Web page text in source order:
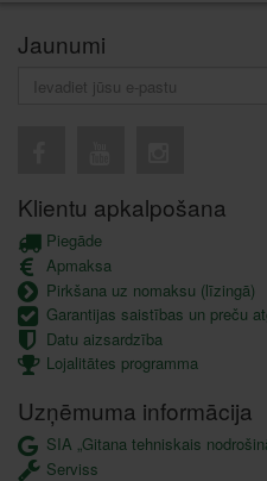
Jaunumi
Klientu apkalpošana
Piegāde
Apmaksa
Pirkšana uz nomaksu (līzingā)
Garantijas saistības un preču
Datu aizsardzība
Lojalitātes programma
Uzņēmuma informācija
SIA „Gitana tehniskais
Serviss